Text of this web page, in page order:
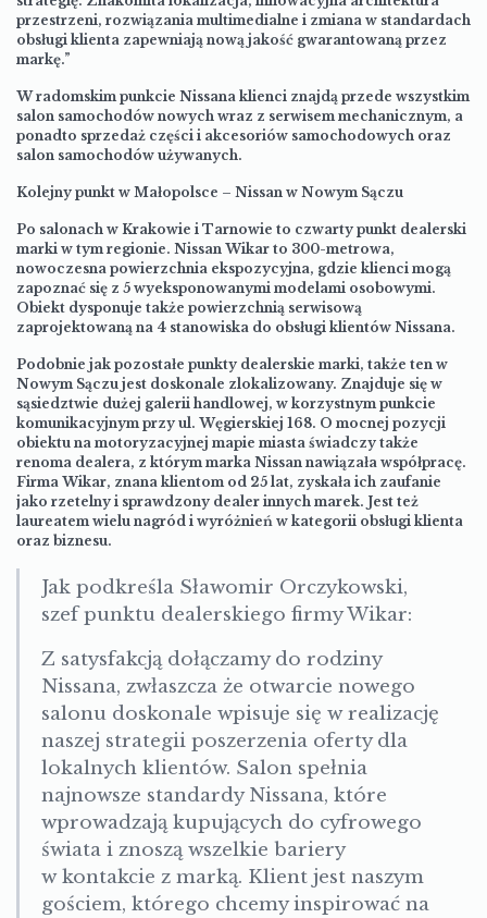
przestrzeni, rozwiązania multimedialne i zmiana w standardach
obsługi klienta zapewniają nową jakość gwarantowaną przez
markę.”
W radomskim punkcie Nissana klienci znajdą przede wszystkim
salon samochodów nowych wraz z serwisem mechanicznym, a
ponadto sprzedaż części i akcesoriów samochodowych oraz
salon samochodów używanych.
Kolejny punkt w Małopolsce – Nissan w Nowym Sączu
Po salonach w Krakowie i Tarnowie to czwarty punkt dealerski
marki w tym regionie. Nissan Wikar to 300-metrowa,
nowoczesna powierzchnia ekspozycyjna, gdzie klienci mogą
zapoznać się z 5 wyeksponowanymi modelami osobowymi.
Obiekt dysponuje także powierzchnią serwisową
zaprojektowaną na 4 stanowiska do obsługi klientów Nissana.
Podobnie jak pozostałe punkty dealerskie marki, także ten w
Nowym Sączu jest doskonale zlokalizowany. Znajduje się w
sąsiedztwie dużej galerii handlowej, w korzystnym punkcie
komunikacyjnym przy ul. Węgierskiej 168. O mocnej pozycji
obiektu na motoryzacyjnej mapie miasta świadczy także
renoma dealera, z którym marka Nissan nawiązała współpracę.
Firma Wikar, znana klientom od 25 lat, zyskała ich zaufanie
jako rzetelny i sprawdzony dealer innych marek. Jest też
laureatem wielu nagród i wyróżnień w kategorii obsługi klienta
oraz biznesu.
Jak podkreśla Sławomir Orczykowski,
szef punktu dealerskiego firmy Wikar:
Z satysfakcją dołączamy do rodziny
Nissana, zwłaszcza że otwarcie nowego
salonu doskonale wpisuje się w realizację
naszej strategii poszerzenia oferty dla
lokalnych klientów. Salon spełnia
najnowsze standardy Nissana, które
wprowadzają kupujących do cyfrowego
świata i znoszą wszelkie bariery
w kontakcie z marką. Klient jest naszym
gościem, którego chcemy inspirować na